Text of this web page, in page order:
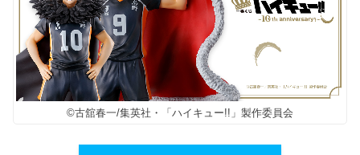
©古舘春一/集英社・「ハイキュー!!」製作委員会